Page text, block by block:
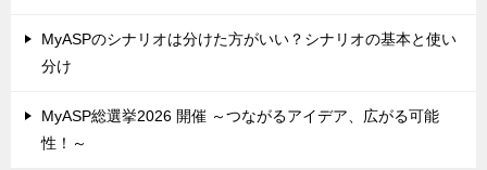
MyASPのシナリオは分けた方がいい？シナリオの基本と使い
分け
MyASP総選挙2026 開催 ～つながるアイデア、広がる可能
性！～